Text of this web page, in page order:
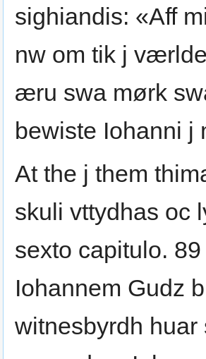
sighiandis: «Aff
nw om tik j
æru swa mørk
bewiste Iohanni j
At the j them
skuli vttydhas oc
sexto capitulo.
Iohannem Gudz
witnesbyrdh huar